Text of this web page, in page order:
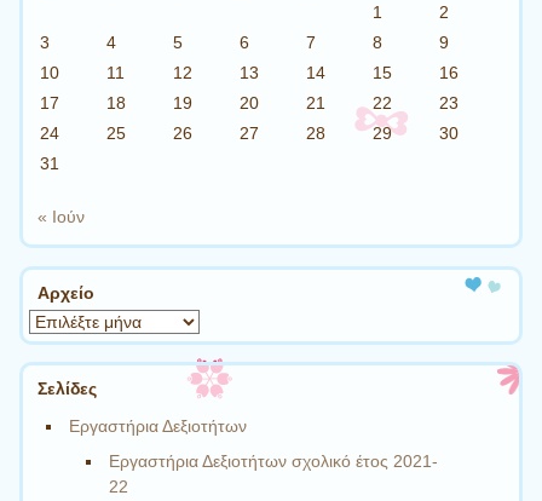
1
2
3
4 5 6 7 8
9
10
11 12 13 14 15
16
17
18 19 20 21 22
23
24
25 26 27 28 29
30
31
« Ιούν
Αρχείο
Αρχείο
Σελίδες
Εργαστήρια Δεξιοτήτων
Εργαστήρια Δεξιοτήτων σχολικό έτος 2021-
22